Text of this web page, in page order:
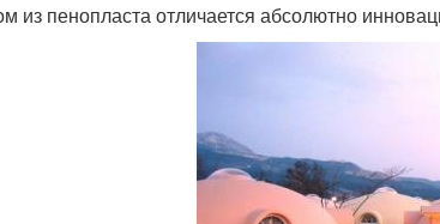
из пенопласта отличается абсолютно